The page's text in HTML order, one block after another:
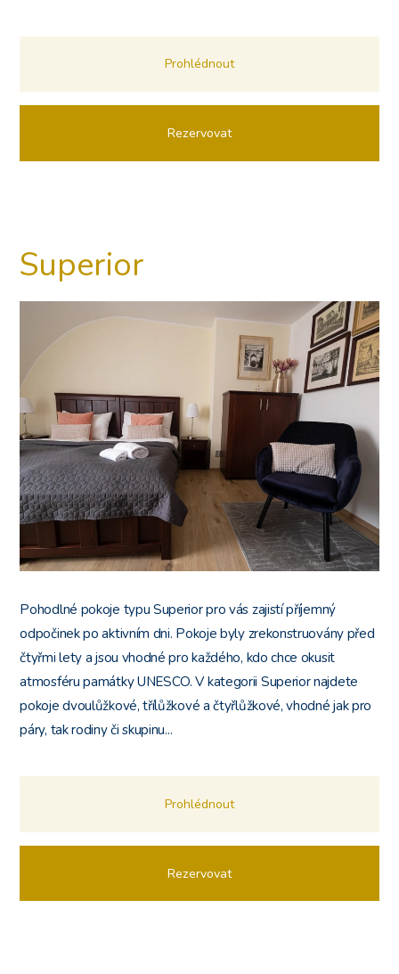
Prohlédnout
Rezervovat
Superior
Pohodlné pokoje typu Superior pro vás zajistí příjemný
odpočinek po aktivním dni. Pokoje byly zrekonstruovány před
čtyřmi lety a jsou vhodné pro každého, kdo chce okusit
atmosféru památky UNESCO. V kategorii Superior najdete
pokoje dvoulůžkové, třílůžkové a čtyřlůžkové, vhodné jak pro
páry, tak rodiny či skupinu...
Prohlédnout
Rezervovat